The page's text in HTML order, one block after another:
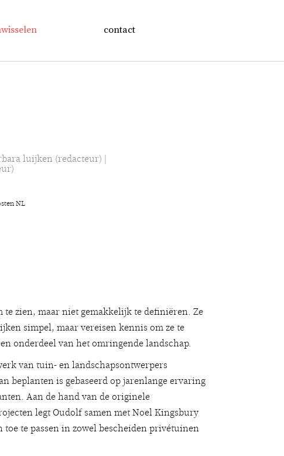
contact
luijken (redacteur) |
NL
zien, maar niet gemakkelijk te definiëren. Ze
simpel, maar vereisen kennis om ze te
onderdeel van het omringende landschap.
van tuin- en landschapsontwerpers
beplanten is gebaseerd op jarenlange ervaring
Aan de hand van de originele
legt Oudolf samen met Noel Kingsbury
te passen in zowel bescheiden privétuinen